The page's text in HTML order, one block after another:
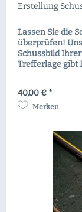
Erstellung
Lassen Sie die
überprüfen!
Schussbild
Trefferlage gibt
40,00 € *
Merken